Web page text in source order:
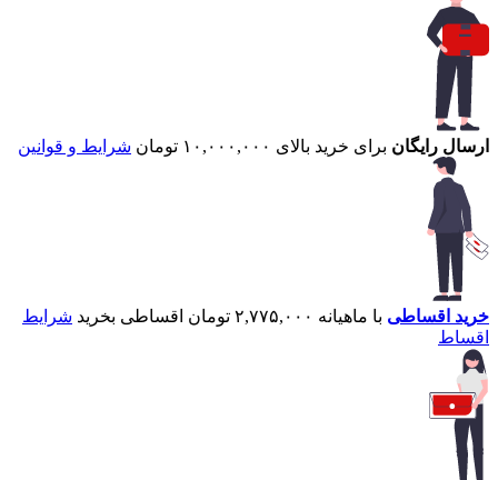
ارسال رایگان برای خرید بالای ۱۰,۰۰۰,۰۰۰ تومان شرایط و قوانین
خرید اقساطی با ماهیانه ۲,۷۷۵,۰۰۰ تومان اقساطی بخرید
شرایط
اقساط